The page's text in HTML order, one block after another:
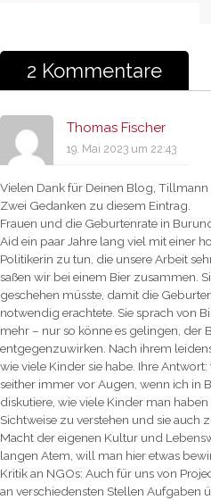
2 Kommentare
Thomas Fischer
19. Mai 2023 um 22:43
Vielen Dank für Deinen Blog,
Zwei Gedanken zu diesem Eintrag.
Frauen und die Geburtenrate in
Aid ein paar Jahre lang viel mit einer
Politikerin zu tun, die unsere Arbeit
saßen wir bei einem Bier zusammen.
geschehen müsste, damit die
notwendig erachtete. Sie sprach von
mehr – nur so könne es gelingen, der
entgegenzuwirken. Nach ihrem
wie viele Kinder sie habe. Ihre
seither immer vor Augen, wenn ich in
diskutiere, wie viele Kinder man haben
Sichtweise zu verstehen und sie auch
Macht der eigenen Kultur und
langen Atem, will man hier etwas
Kritik an NGOs: Auch für uns von
an verschiedensten Stellen Aufgaben